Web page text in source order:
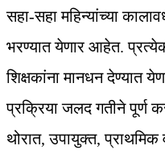
सहा-सहा महिन्यांच्या
भरण्यात येणार आहेत.
शिक्षकांना मानधन देण्यात
प्रक्रिया जलद गतीने पूर्ण
थोरात, उपायुक्त, प्राथमिक